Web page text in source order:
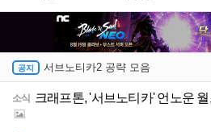
서브노티카2 공략 모음
소식 크래프톤, '서브노티카' 언노운